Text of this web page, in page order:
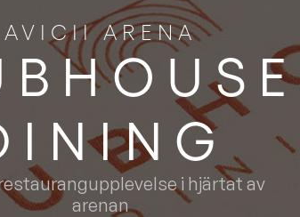
AVICII ARENA
i hjärtat av
arenan